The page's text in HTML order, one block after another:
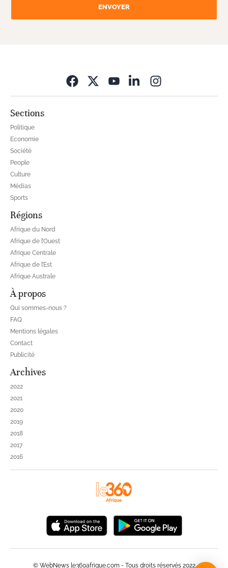
ENVOYER
Sections
Politique
Economie
Société
People
Culture
Médias
Sports
Régions
Afrique du Nord
Afrique de l’Ouest
Afrique Centrale
Afrique de l’Est
Afrique Australe
À propos
Qui sommes-nous ?
FAQ
Mentions légales
Contact
Publicité
Archives
2022
2021
2020
2019
2018
2017
2016
© WebNews le360afrique.com - Tous droits réservés 2022